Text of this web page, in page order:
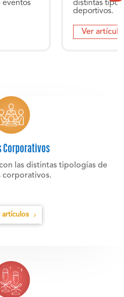
eventos
distintas
deportivos.
Ver
Corporativos
las distintas tipologías de
corporativos.
artículos